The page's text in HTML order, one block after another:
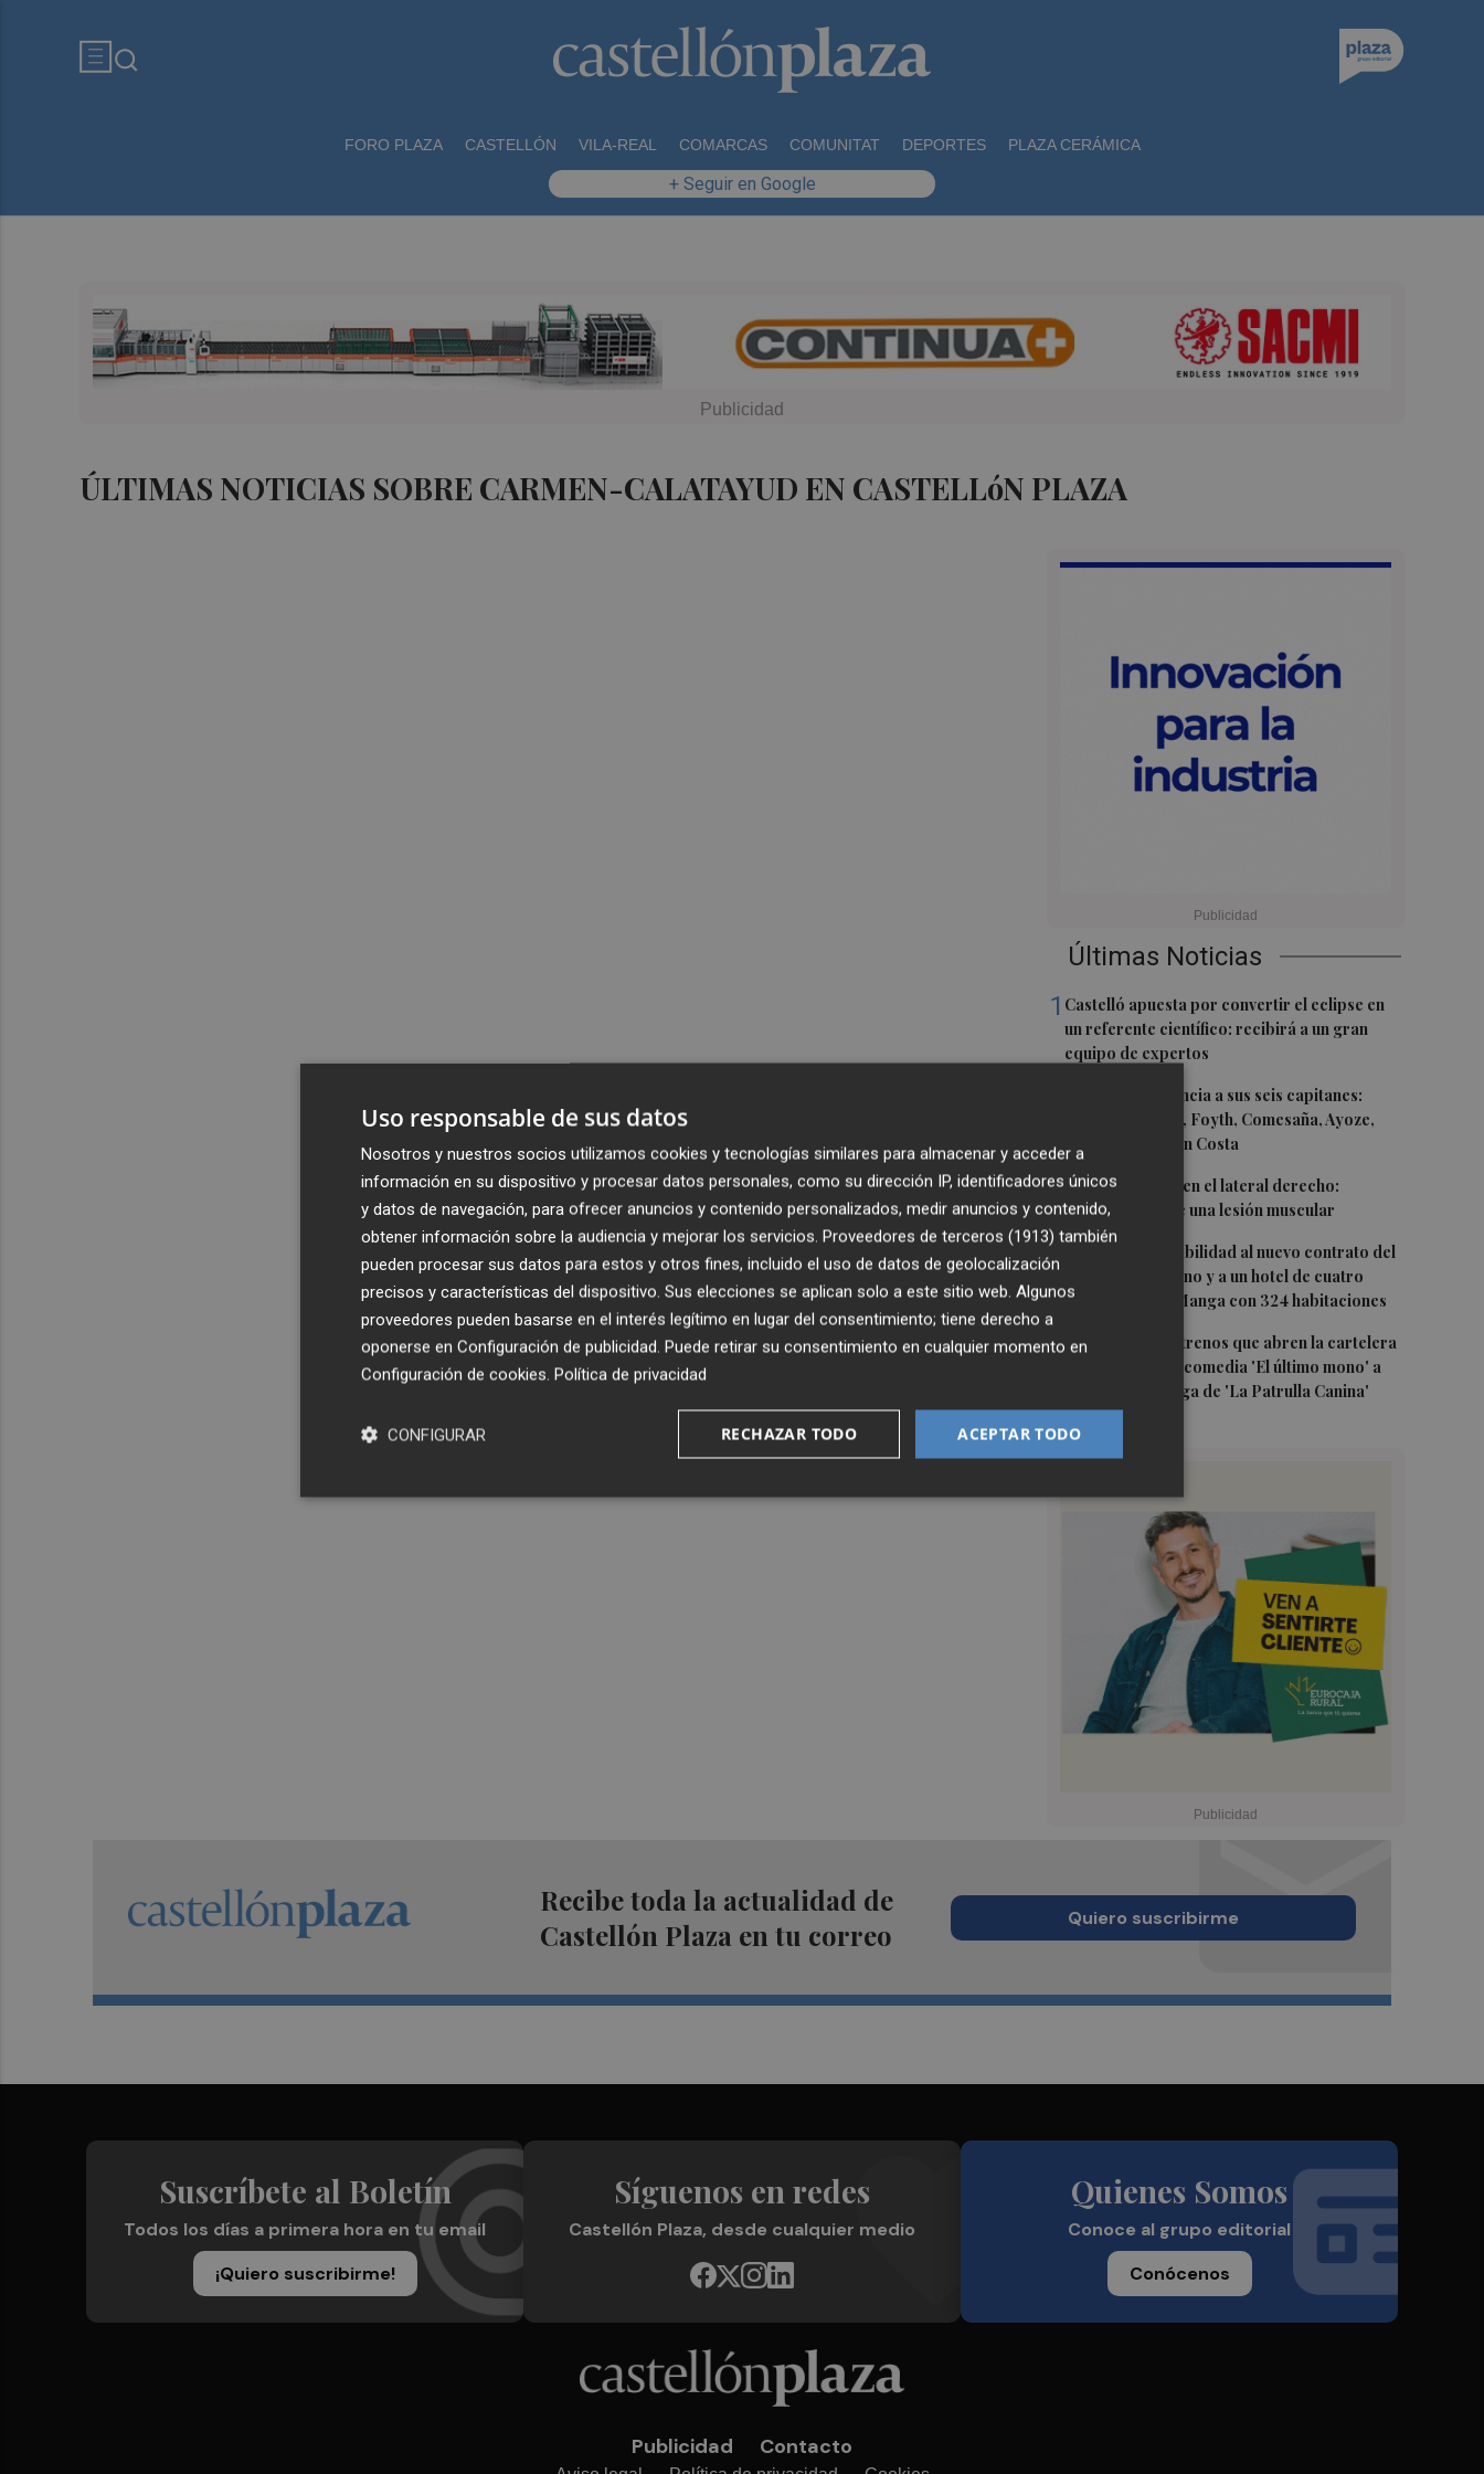
FORO PLAZA CASTELLÓN VILA-REAL COMARCAS COMUNITAT DEPORTES PLAZA CERÁMICA
+ Seguir en Google
ÚLTIMAS NOTICIAS SOBRE CARMEN-CALATAYUD EN CASTELLóN PLAZA
Últimas Noticias
1 Castelló apuesta por convertir el eclipse en
un referente científico: recibirá a un gran
equipo de expertos
El Villarreal anuncia a sus seis capitanes:
Gerard Moreno, Foyth, Comesaña, Ayoze,
Cardona y Logan Costa
3 Más problemas en el lateral derecho:
Monferrer sufre una lesión muscular
4
San Javier da viabilidad al nuevo contrato del
transporte urbano y a un hotel de cuatro
estrellas en La Manga con 324 habitaciones
5 Estos son los estrenos que abren la cartelera
en agosto: de la comedia 'El último mono' a
una nueva entrega de 'La Patrulla Canina'
Recibe toda la actualidad de
Castellón Plaza en tu correo
Quiero suscribirme
Suscríbete al Boletín
Todos los días a primera hora en tu email
¡Quiero suscribirme!
Síguenos en redes
Castellón Plaza, desde cualquier medio
Quienes Somos
Conoce al grupo editorial
Conócenos
Publicidad Contacto
Uso responsable de sus datos
Nosotros y nuestros socios utilizamos cookies y tecnologías similares para almacenar y acceder a
información en su dispositivo y procesar datos personales, como su dirección IP, identificadores únicos
y datos de navegación, para ofrecer anuncios y contenido personalizados, medir anuncios y contenido,
obtener información sobre la audiencia y mejorar los servicios. Proveedores de terceros (1913) también
pueden procesar sus datos para estos y otros fines, incluido el uso de datos de geolocalización
precisos y características del dispositivo. Sus elecciones se aplican solo a este sitio web. Algunos
proveedores pueden basarse en el interés legítimo en lugar del consentimiento; tiene derecho a
oponerse en Configuración de publicidad. Puede retirar su consentimiento en cualquier momento en
Configuración de cookies. Política de privacidad
ACEPTAR TODO
RECHAZAR TODO
CONFIGURAR